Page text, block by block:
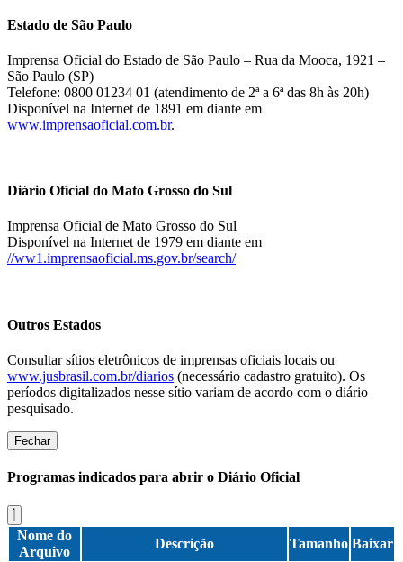
Estado de São Paulo
Imprensa Oficial do Estado de São Paulo – Rua da Mooca, 1921 –
São Paulo (SP)
Telefone: 0800 01234 01 (atendimento de 2ª a 6ª das 8h às 20h)
Disponível na Internet de 1891 em diante em
www.imprensaoficial.com.br.
Diário Oficial do Mato Grosso do Sul
Imprensa Oficial de Mato Grosso do Sul
Disponível na Internet de 1979 em diante em
//ww1.imprensaoficial.ms.gov.br/search/
Outros Estados
Consultar sítios eletrônicos de imprensas oficiais locais ou
www.jusbrasil.com.br/diarios (necessário cadastro gratuito). Os
períodos digitalizados nesse sítio variam de acordo com o diário
pesquisado.
Fechar
Programas indicados para abrir o Diário Oficial
Nome do
Arquivo
Descrição Tamanho Baixar